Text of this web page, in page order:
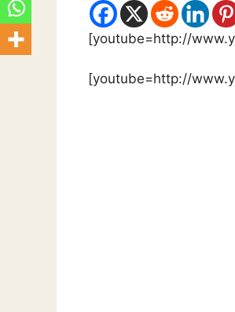
[youtube=http://
[youtube=http://